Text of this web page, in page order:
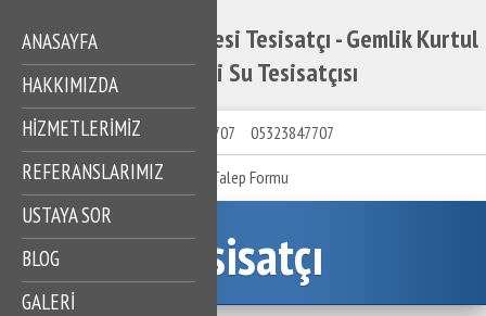
Gemlik Kurtul Mahallesi Tesisatçı - Gemlik Kurtul
Mahallesi Su Tesisatçısı
ANASAYFA
HAKKIMIZDA
HIZMETLERIMIZ
REFERANSLARIMIZ
USTAYA SOR
BLOG
GALERİ
05323847707 05323847707
Talep Formu
Tesisatçı